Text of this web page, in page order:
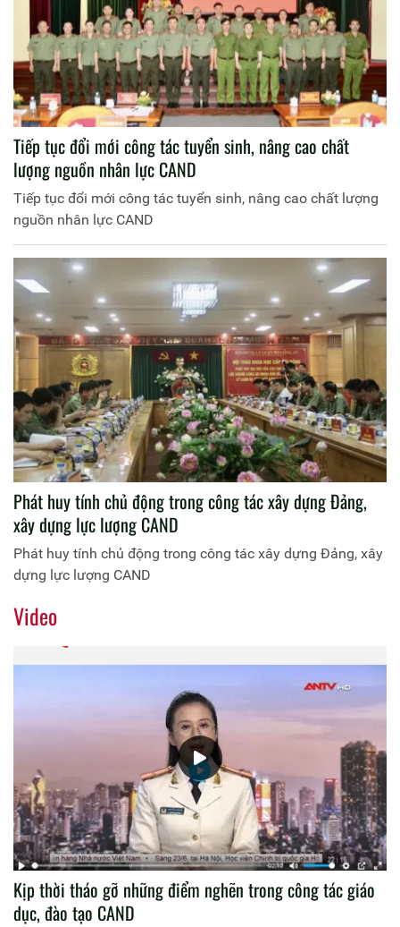
Tiếp tục đổi mới công tác tuyển sinh, nâng cao chất
lượng nguồn nhân lực CAND
Tiếp tục đổi mới công tác tuyển sinh, nâng cao chất lượng
nguồn nhân lực CAND
Phát huy tính chủ động trong công tác xây dựng Đảng,
xây dựng lực lượng CAND
Phát huy tính chủ động trong công tác xây dựng Đảng, xây
dựng lực lượng CAND
Video
Kịp thời tháo gỡ những điểm nghẽn trong công tác giáo
dục, đào tạo CAND